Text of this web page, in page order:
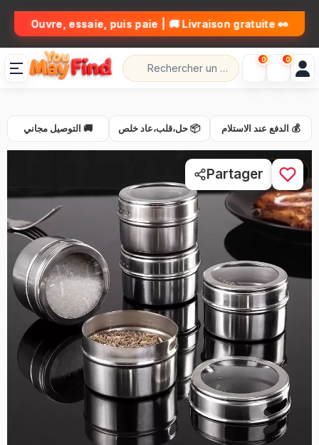
👀 Ouvre, essaie, puis paie | 🚚 Livraison gratuite
🚚 التوصيل مجاني 📦 حل،قلب،عاد خلص 💰 الدفع عند الاستلام
1 / 4
Partager
0 0